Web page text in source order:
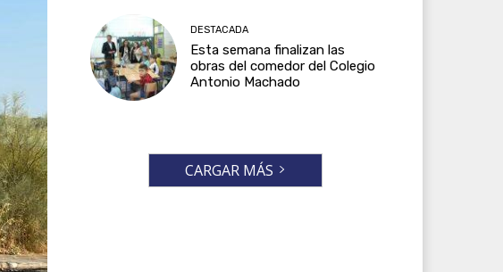
DESTACADA
Esta semana finalizan las
obras del comedor del Colegio
Antonio Machado
CARGAR MÁS